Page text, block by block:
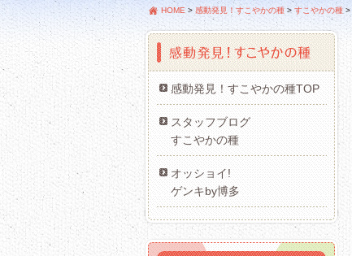
HOME > 感動発見！すこやかの種 > すこやかの種 >
感動発見！すこやかの種TOP
スタッフブログ
すこやかの種
オッショイ!
ゲンキby博多